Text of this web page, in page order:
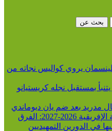
بحث عن
يروي كواليس نجاته من
بمستقبل نجله كريستيانو
قرعة منافسات ما بين الأندية الإفريقية 2026-2027: الفرق
في الدورين التمهيديين